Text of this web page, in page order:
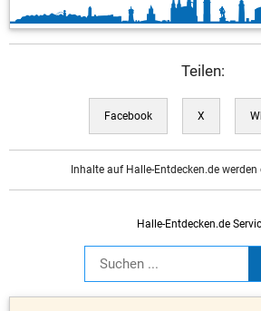
Teilen:
Facebook X
Inhalte auf Halle-Entdecken.de werden
Halle-Entdecken.de